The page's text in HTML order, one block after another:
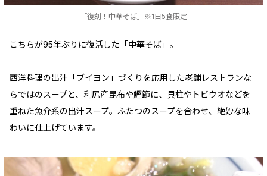
「復刻！中華そば」※1日5食限定
こちらが95年ぶりに復活した「中華そば」。
西洋料理の出汁「ブイヨン」づくりを応用した老舗レストランな
らではのスープと、利尻産昆布や鰹節に、貝柱やトビウオなどを
重ねた魚介系の出汁スープ。ふたつのスープを合わせ、絶妙な味
わいに仕上げています。